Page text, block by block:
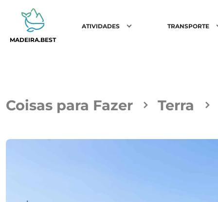
MADEIRA.BEST
ATIVIDADES TRANSPORTE
Coisas para Fazer Terra